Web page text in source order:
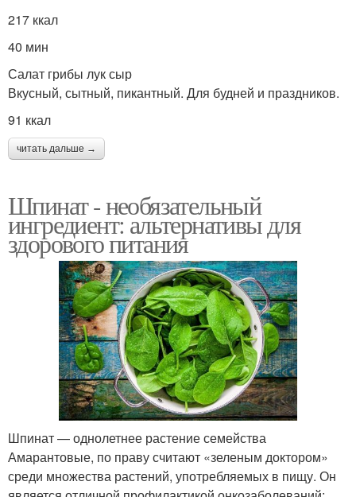
217 ккал
40 мин
Салат грибы лук сыр
Вкусный, сытный, пикантный. Для будней и праздников.
91 ккал
читать дальше →
Шпинат - необязательный
ингредиент: альтернативы для
здорового питания
Шпинат — однолетнее растение семейства
Амарантовые, по праву считают «зеленым доктором»
среди множества растений, употребляемых в пищу. Он